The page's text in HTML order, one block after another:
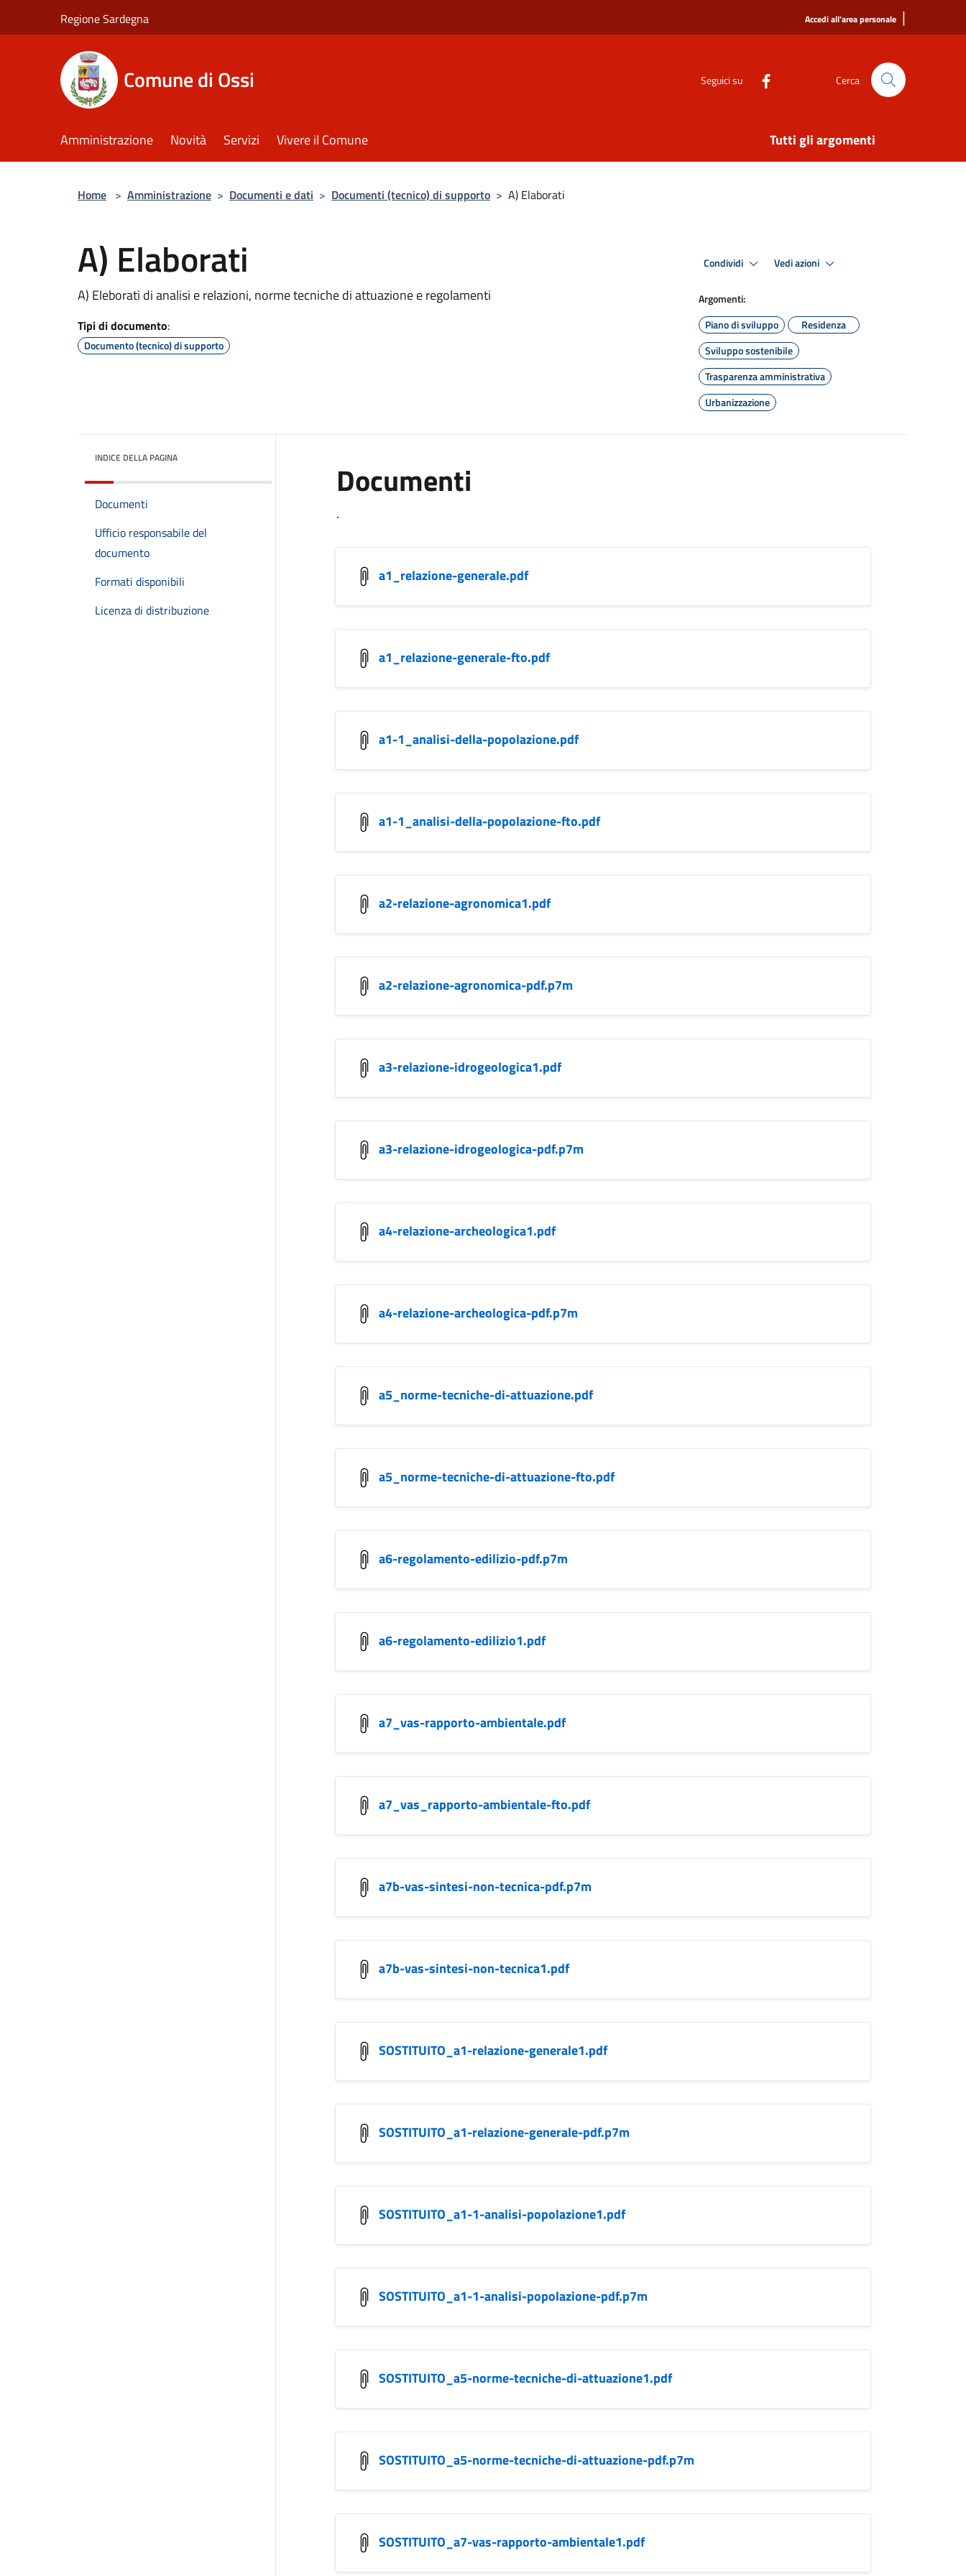
Regione Sardegna Accedi all'area personale |
Comune di Ossi Seguici su Cerca
Amministrazione Novità Servizi Vivere il Comune Tutti gli argomenti
Home > Amministrazione > Documenti e dati > Documenti (tecnico) di supporto > A) Elaborati
A) Elaborati
A) Eleborati di analisi e relazioni, norme tecniche di attuazione e regolamenti
Tipi di documento:
Documento (tecnico) di supporto
Condividi Vedi azioni
Argomenti:
Piano di sviluppo
Residenza
Sviluppo sostenibile
Trasparenza amministrativa
Urbanizzazione
INDICE DELLA PAGINA
Documenti
Ufficio responsabile del
documento
Formati disponibili
Licenza di distribuzione
Documenti
.
a1_relazione-generale.pdf
a1_relazione-generale-fto.pdf
a1-1_analisi-della-popolazione.pdf
a1-1_analisi-della-popolazione-fto.pdf
a2-relazione-agronomica1.pdf
a2-relazione-agronomica-pdf.p7m
a3-relazione-idrogeologica1.pdf
a3-relazione-idrogeologica-pdf.p7m
a4-relazione-archeologica1.pdf
a4-relazione-archeologica-pdf.p7m
a5_norme-tecniche-di-attuazione.pdf
a5_norme-tecniche-di-attuazione-fto.pdf
a6-regolamento-edilizio-pdf.p7m
a6-regolamento-edilizio1.pdf
a7_vas-rapporto-ambientale.pdf
a7_vas_rapporto-ambientale-fto.pdf
a7b-vas-sintesi-non-tecnica-pdf.p7m
a7b-vas-sintesi-non-tecnica1.pdf
SOSTITUITO_a1-relazione-generale1.pdf
SOSTITUITO_a1-relazione-generale-pdf.p7m
SOSTITUITO_a1-1-analisi-popolazione1.pdf
SOSTITUITO_a1-1-analisi-popolazione-pdf.p7m
SOSTITUITO_a5-norme-tecniche-di-attuazione1.pdf
SOSTITUITO_a5-norme-tecniche-di-attuazione-pdf.p7m
SOSTITUITO_a7-vas-rapporto-ambientale1.pdf